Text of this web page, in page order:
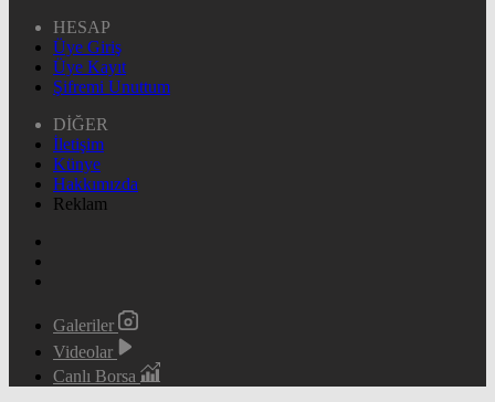
HESAP
Üye Giriş
Üye Kayıt
Şifremi Unuttum
DİĞER
İletişim
Künye
Hakkımızda
Reklam
Galeriler
Videolar
Canlı Borsa